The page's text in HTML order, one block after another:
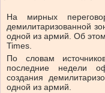
На мирных
демилитаризованной
одной из армий. Об
Times.
По словам
последние недели
создания
одной из армий.